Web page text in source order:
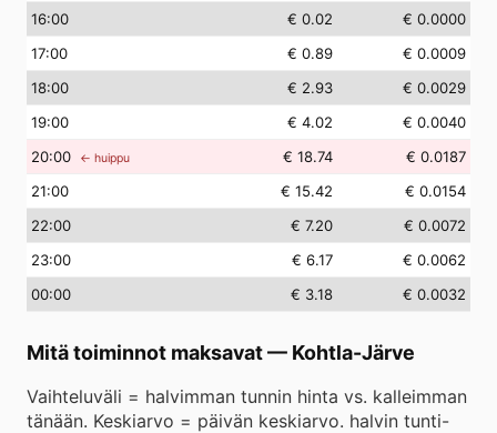
16:00 € 0.02
€ 0.0000
17:00 € 0.89
€ 0.0009
18:00 € 2.93
€ 0.0029
19:00 € 4.02
€ 0.0040
20:00 ← huippu € 18.74
€ 0.0187
21:00 € 15.42
€ 0.0154
22:00 € 7.20
€ 0.0072
23:00 € 6.17
€ 0.0062
00:00 € 3.18 € 0.0032
Mitä toiminnot maksavat— Kohtla-Järve
Vaihteluväli = halvimman tunnin hinta vs. kalleimman
tänään. Keskiarvo = päivän keskiarvo. halvin tunti-